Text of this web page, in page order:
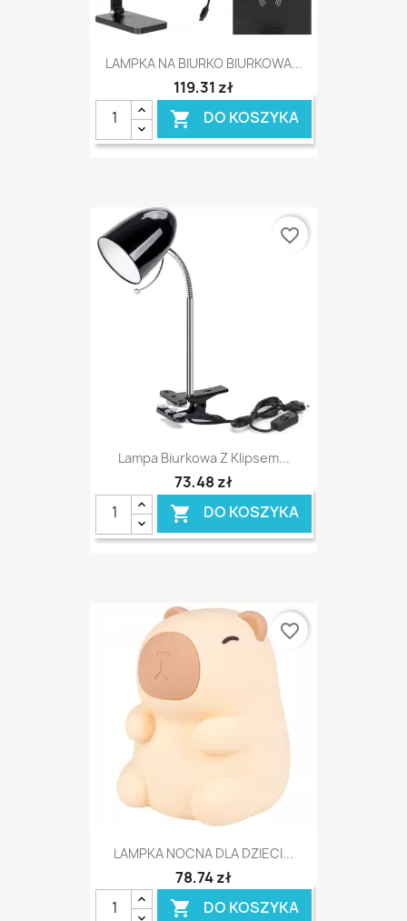
LAMPKA NA BIURKO BIURKOWA...
119,31 zł
 DO KOSZYKA
Lampa Biurkowa Z Klipsem...
73,48 zł
 DO KOSZYKA
favorite_border
LAMPKA NOCNA DLA DZIECI...
78,74 zł
 DO KOSZYKA
favorite_border